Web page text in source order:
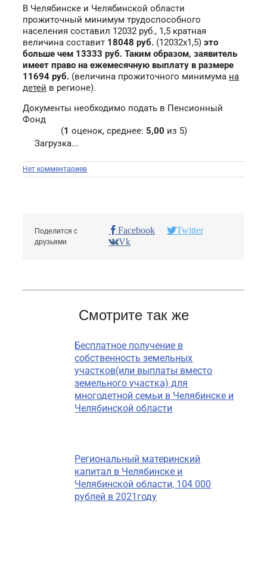
В Челябинске и Челябинской области
прожиточный минимум трудоспособного
населения составил 12032 руб., 1,5 кратная
величина составит 18048 руб. (12032x1,5) это
больше чем 13333 руб. Таким образом, заявитель
имеет право на ежемесячную выплату в размере
11694 руб. (величина прожиточного минимума на
детей в регионе).
Документы необходимо подать в Пенсионный
Фонд
(1 оценок, среднее: 5,00 из 5)
Загрузка...
Нет комментариев
Поделится с
друзьями
Facebook
Twitter
Vk
Смотрите так же
Бесплатное получение в
собственность земельных
участков(или выплаты вместо
земельного участка) для
многодетной семьи в Челябинске и
Челябинской области
Региональный материнский
капитал в Челябинске и
Челябинской области, 104 000
рублей в 2021году